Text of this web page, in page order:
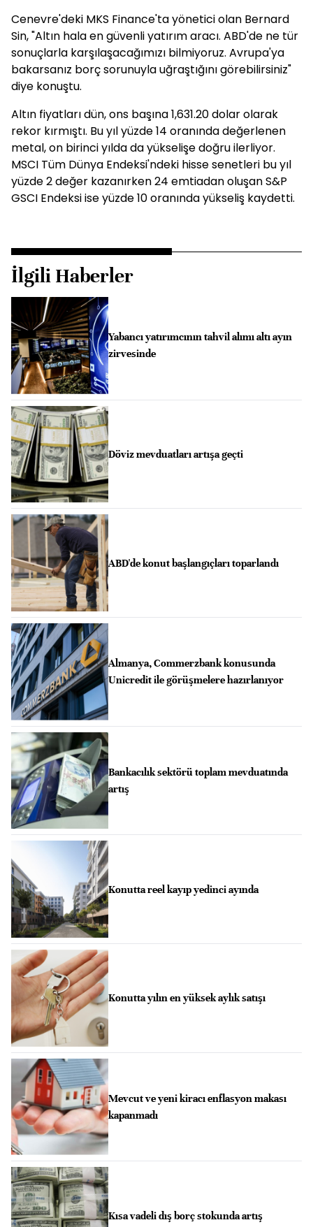
Cenevre'deki MKS Finance'ta yönetici olan Bernard
Sin, "Altın hala en güvenli yatırım aracı. ABD'de ne tür
sonuçlarla karşılaşacağımızı bilmiyoruz. Avrupa'ya
bakarsanız borç sorunuyla uğraştığını görebilirsiniz"
diye konuştu.
Altın fiyatları dün, ons başına 1,631.20 dolar olarak
rekor kırmıştı. Bu yıl yüzde 14 oranında değerlenen
metal, on birinci yılda da yükselişe doğru ilerliyor.
MSCI Tüm Dünya Endeksi'ndeki hisse senetleri bu yıl
yüzde 2 değer kazanırken 24 emtiadan oluşan S&P
GSCI Endeksi ise yüzde 10 oranında yükseliş kaydetti.
İlgili Haberler
Yabancı yatırımcının tahvil alımı altı ayın
zirvesinde
Döviz mevduatları artışa geçti
ABD'de konut başlangıçları toparlandı
Almanya, Commerzbank konusunda
Unicredit ile görüşmelere hazırlanıyor
Bankacılık sektörü toplam mevduatında
artış
Konutta reel kayıp yedinci ayında
Konutta yılın en yüksek aylık satışı
Mevcut ve yeni kiracı enflasyon makası
kapanmadı
Kısa vadeli dış borç stokunda artış